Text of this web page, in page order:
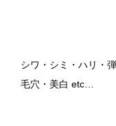
シワ・シミ・ハリ・
毛穴・美白 etc…